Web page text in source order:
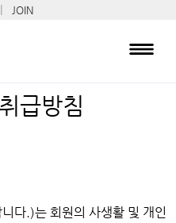
JOIN
급방침
다.)는 회원의 사생활 및 개인